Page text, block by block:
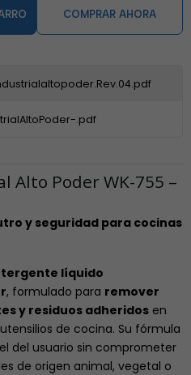
COMPRAR AHORA
.pdf
Poder WK-755 –
y seguridad para cocinas
líquido
, formulado para remover
y residuos adheridosen
de cocina. Su fórmula
del usuario sin comprometer
de origen animal, vegetal o